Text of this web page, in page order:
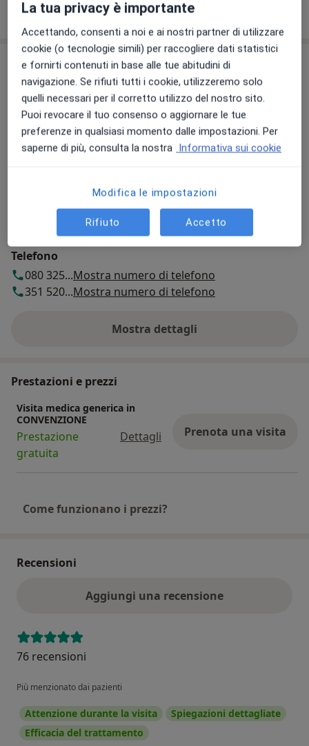
Mostra dettagli
sull'esperienza
Indirizzo
Ambulatorio Medico
Via Vincenzo Ragni 24, Gravina in Puglia70024
Vedi mappa
Disponibilità
Mostra l'agenda
Telefono
080 325...Mostra numero di telefono
351 520...Mostra numero di telefono
Mostra dettagli
sull'indirizzo
Prestazioni e prezzi
Visita medica generica in
CONVENZIONE
Prestazione
gratuita
Dettagli Prenota una visita
Come funzionano i prezzi?
Recensioni
Aggiungi una recensione
76 recensioni
Più menzionato dai pazienti
Attenzione durante la visita
Spiegazioni dettagliate
Efficacia del trattamento
La tua privacy è importante
Accettando, consenti a noi e ai nostri partner di utilizzare
cookie (o tecnologie simili) per raccogliere dati statistici
e fornirti contenuti in base alle tue abitudini di
navigazione. Se rifiuti tutti i cookie, utilizzeremo solo
quelli necessari per il corretto utilizzo del nostro sito.
Puoi revocare il tuo consenso o aggiornare le tue
preferenze in qualsiasi momento dalle impostazioni. Per
saperne di più, consulta la nostra Informativa sui cookie
Modifica le impostazioni
Rifiuto Accetto